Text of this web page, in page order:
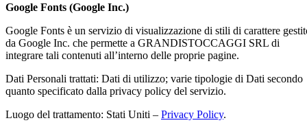
Google Fonts (Google Inc.)
Google Fonts è un servizio di visualizzazione di stili di carattere
da Google Inc. che permette a GRANDISTOCCAGGI SRL di
integrare tali contenuti all’interno delle proprie pagine.
Dati Personali trattati: Dati di utilizzo; varie tipologie di Dati secondo
quanto specificato dalla privacy policy del servizio.
Luogo del trattamento: Stati Uniti – Privacy Policy.